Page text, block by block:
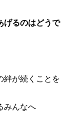
げるのはどうで
絆が続くことを
みんなへ